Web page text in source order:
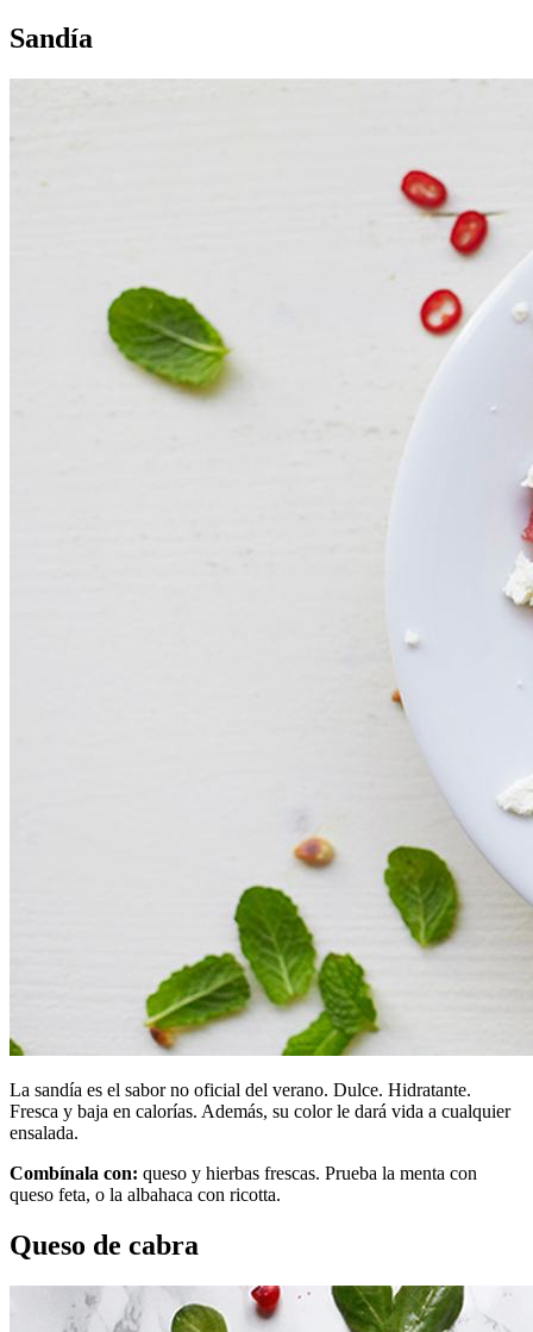
Sandía
La sandía es el sabor no oficial del verano. Dulce. Hidratante.
Fresca y baja en calorías. Además, su color le dará vida a cualquier
ensalada.
Combínala con: queso y hierbas frescas. Prueba la menta con
queso feta, o la albahaca con ricotta.
Queso de cabra